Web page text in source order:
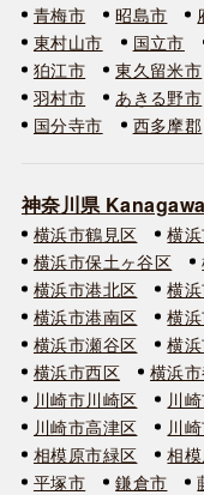
青梅市
昭島市
東村山市
国立市
狛江市
東久留米市
羽村市
あきる野市
国分寺市
西多摩郡
神奈川県 Kanagawa
横浜市鶴見区 横
横浜市保土ヶ谷区
横浜市港北区
横
横浜市港南区
横
横浜市瀬谷区
横
横浜市西区
横浜
川崎市川崎区
川
川崎市高津区
川
相模原市緑区
相
平塚市
鎌倉市